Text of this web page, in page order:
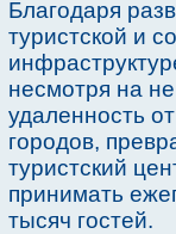
Благодаря
туристской и
несмотря на
удаленность
городов,
туристский
принимать
тысяч гостей.